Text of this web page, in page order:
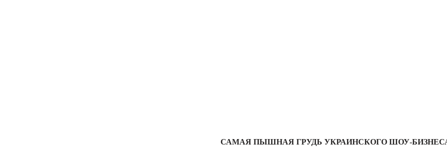
САМАЯ ПЫШНАЯ ГРУДЬ УКРАИНСКОГО ШОУ-